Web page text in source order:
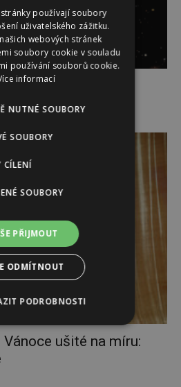
– 21. 12.
ušité na míru:
používají soubory
uživatelského zážitku.
webových stránek
soubory cookie v souladu
používání souborů cookie.
informací
NUTNÉ SOUBORY
SOUBORY
CÍLENÍ
SOUBORY
PŘIJMOUT
ODMÍTNOUT
PODROBNOSTI